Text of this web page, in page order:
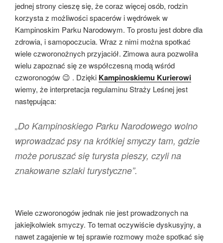
jednej strony cieszę się, że coraz więcej osób, rodzin
korzysta z możliwości spacerów i wędrówek w
Kampinoskim Parku Narodowym. To prostu jest dobre dla
zdrowia, i samopoczucia. Wraz z nimi można spotkać
wiele czworonożnych przyjaciół. Zimowa aura pozwoliła
wielu zapoznać się ze współczesną modą wśród
czworonogów 😉 . Dzięki Kampinoskiemu Kurierowi
wiemy, że interpretacja regulaminu Straży Leśnej jest
następująca:
„Do Kampinoskiego Parku Narodowego wolno
wprowadzać psy na krótkiej smyczy tam, gdzie
może poruszać się turysta pieszy, czyli na
znakowane szlaki turystyczne”.
Wiele czworonogów jednak nie jest prowadzonych na
jakiejkolwiek smyczy. To temat oczywiście dyskusyjny, a
nawet zagajenie w tej sprawie rozmowy może spotkać się